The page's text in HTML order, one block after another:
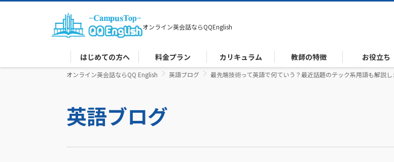
オンライン英会話ならQQEnglish
はじめての方へ 料金プラン カリキュラム 教師の特徴 お役立ち
オンライン英会話ならQQ English 英語ブログ 最先端技術って英語で何ていう？最近話題のテック系用語も解説し
英語ブログ